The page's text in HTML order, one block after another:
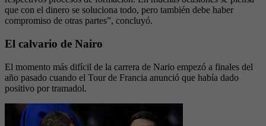
que con el dinero se soluciona todo, pero también debe haber
compromiso de otras partes”, concluyó.
El calvario de Nairo
El momento más difícil de la carrera de Nario empezó a finales del
año pasado cuando el Tour de Francia anunció que había dado
positivo por tramadol.